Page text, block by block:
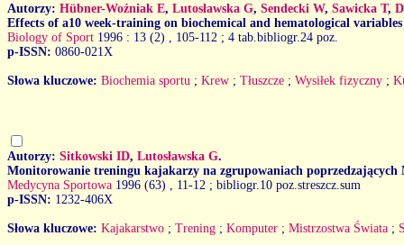
Autorzy: Hübner-Woźniak E, Lutosławska G, Sendecki W, Sawicka T,
Effects of a10 week-training on biochemical and hematological
Biology of Sport 1996 : 13 (2)
, 105-112 ; 4 tab.bibliogr.24 poz.
p-ISSN: 0860-021X
Słowa kluczowe: Biochemia sportu ; Krew ; Tłuszcze ; Wysiłek fizyczny ;
Autorzy: Sitkowski ID, Lutosławska G.
Monitorowanie treningu kajakarzy na zgrupowaniach poprzedzających
Medycyna Sportowa 1996 (63)
, 11-12 ; bibliogr.10 poz.streszcz.sum
p-ISSN: 1232-406X
Słowa kluczowe: Kajakarstwo ; Trening ; Komputer ; Mistrzostwa Świata ;